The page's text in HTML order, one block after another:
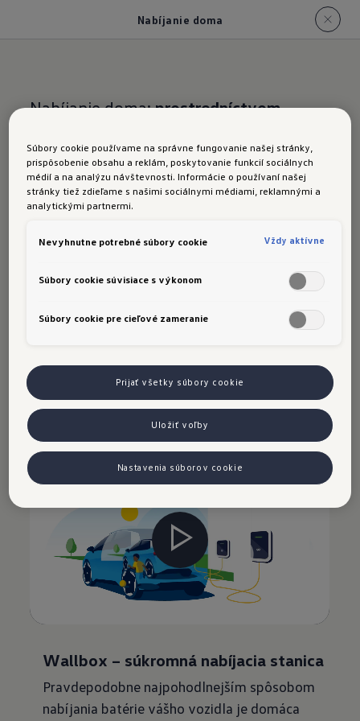
Nabíjanie doma
Nabíjanie doma:prostredníctvom
Vozidlá ID.nabíjanie
doma
Váš elektromobil sa nabíja,
kým vy
Predstavte si, že ráno nastúpite do
energie. Cez noc, kým vy ste odpočívali, sa
to vôbec zložité - všetko, čo potrebujete, je
voliteľný nabíjací kábel alebo nabíjacia stanica
wallbox.
Wallbox – súkromná nabíjacia stanica
Pravdepodobne najpohodlnejším spôsobom
nabíjania batérie vášho vozidla je domáca
Súbory cookie používame na správne fungovanie našej stránky,
prispôsobenie obsahu a reklám, poskytovanie funkcií sociálnych
médií a na analýzu návštevnosti. Informácie o používaní našej
stránky tiež zdieľame s našimi sociálnymi médiami, reklamnými a
analytickými partnermi.
Nevyhnutne potrebné súbory cookie Vždy aktívne
Súbory cookie súvisiace s výkonom
Súbory cookie pre cieľové zameranie
Prijať všetky súbory cookie
Uložiť voľby
Nastavenia súborov cookie